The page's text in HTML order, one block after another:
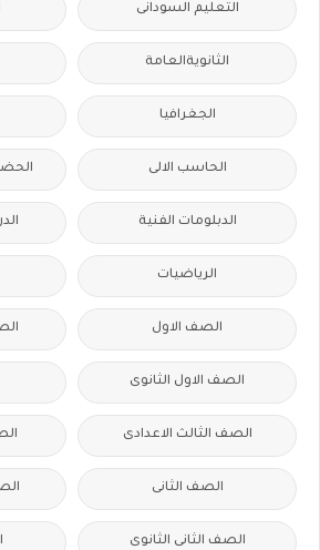
التعليم السودانى
الثانويةالعامة
الجغرافيا
الحاسب الالى
الدبلومات الفنية
الرياضيات
الصف الاول
الصف الاول الثانوى
الصف الثالث الاعدادى
الصف الثانى
الصف الثانى الثانوى